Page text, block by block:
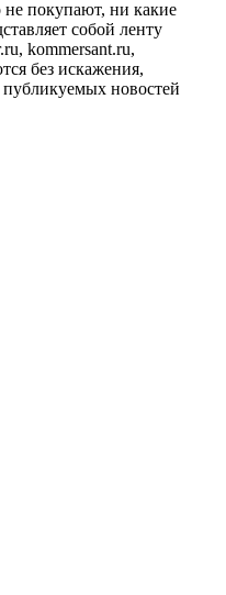
не покупают, ни какие
собой ленту
kommersant.ru,
без искажения,
публикуемых новостей